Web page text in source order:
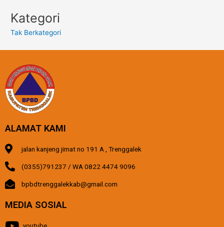
Kategori
Tak Berkategori
ALAMAT KAMI
jalan kanjeng jimat no 191 A , Trenggalek
(0355)791237 / WA 0822 4474 9096
bpbdtrenggalekkab@gmail.com
MEDIA SOSIAL